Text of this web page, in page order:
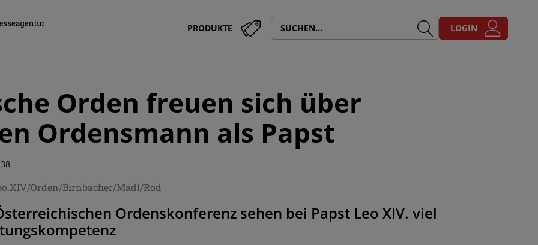
PRODUKTE LOGIN
Orden freuen sich über
Ordensmann als Papst
Orden/Birnbacher/Madl/Rod
Ordenskonferenz sehen bei Papst Leo XIV. viel